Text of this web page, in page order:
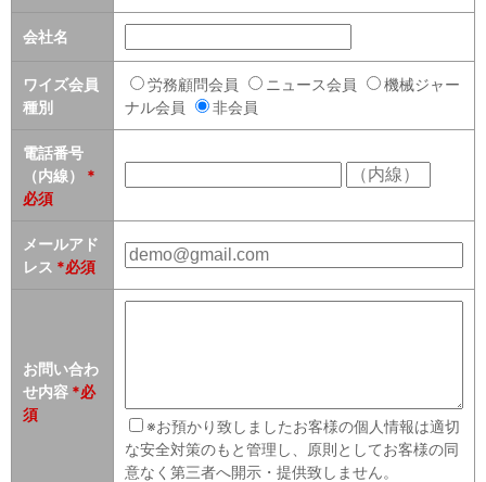
会社名
ワイズ会員
種別
労務顧問会員 ニュース会員
機械ジャー
ナル会員
非会員
電話番号
（内線） *
必須
メールアド
レス *必須
お問い合わ
せ内容 *必
須
※お預かり致しましたお客様の個人情報は適切
な安全対策のもと管理し、原則としてお客様の同
意なく第三者へ開示・提供致しません。